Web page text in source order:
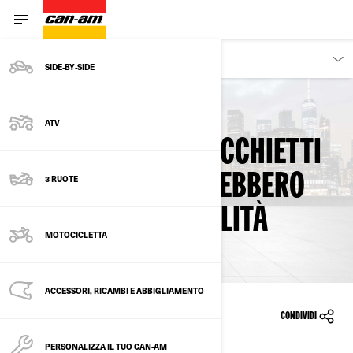
SIDE‑BY‑SIDE
ATV
3 RUOTE
MOTOCICLETTA
ACCESSORI, RICAMBI E ABBIGLIAMENTO
PERSONALIZZA IL TUO CAN-AM
Torna ai richiami di sicurezza
LE LENTI DEGLI SPECCHIETTI
RETROVISORI POTREBBERO
STACCARSI - VISIBILITÀ
CONDIVIDI